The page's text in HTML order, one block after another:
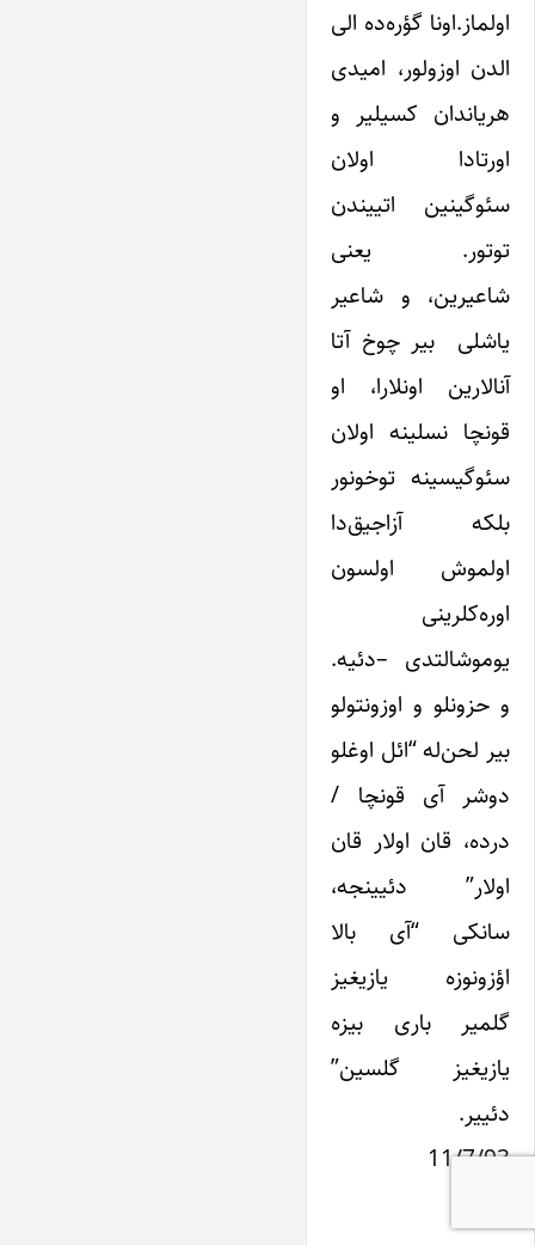
اولماز.اونا گؤره‌ده الی
الدن اوزولور، امیدی
هریاندان کسیلیر و
اورتادا اولان
سئوگینین اتییندن
توتور. یعنی
شاعیرین، و شاعیر
یاشلی بیر چوخ آتا
آنالارین اونلارا، او
قونچا نسلینه اولان
سئوگیسینه توخونور
بلکه آزاجیق‌دا
اولموش اولسون
اوره‌کلرینی
یوموشالتدی –دئیه.
و حزونلو و اوزونتولو
بیر لحن‌له “ائل اوغلو
دوشر آی قونچا /
درده، قان اولار قان
اولار” دئیینجه،
سانکی “آی بالا
اؤزونوزه یازیغیز
گلمیر باری بیزه
یازیغیز گلسین”
دئییر.
11/7/93